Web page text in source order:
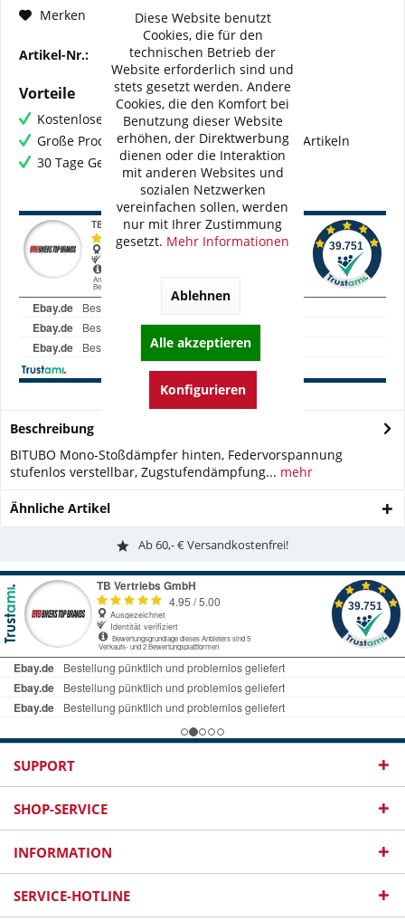
Merken Fragen zum Artikel?
Artikel-Nr.: BI-BW008-CZE01
Vorteile
Kostenloser Versand ab € 60,- Bestellwert
Große Produktauswahl mit mehr als 80.000 Artikeln
30 Tage Geld-Zurück-Garantie
Beschreibung
BITUBO Mono-Stoßdämpfer hinten, Federvorspannung
stufenlos verstellbar, Zugstufendämpfung... mehr
Ähnliche Artikel
Ab 60,- € Versandkostenfrei!
SUPPORT
SHOP-SERVICE
INFORMATION
SERVICE-HOTLINE
Diese Website benutzt
Cookies, die für den
technischen Betrieb der
Website erforderlich sind und
stets gesetzt werden. Andere
Cookies, die den Komfort bei
Benutzung dieser Website
erhöhen, der Direktwerbung
dienen oder die Interaktion
mit anderen Websites und
sozialen Netzwerken
vereinfachen sollen, werden
nur mit Ihrer Zustimmung
gesetzt. Mehr Informationen
Ablehnen
Alle akzeptieren
Konfigurieren